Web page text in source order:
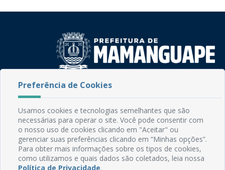
Rua do Imperador, 78, Centro
CEP: 58.280-000 - Mamanguape/PB
Fone: (83) 3292-2246
Email: comunicacao@mamanguape.pb.gov.br
Expediente: Segunda à Sexta, das 08h às 13h
Mapa do Site
Perguntas frequentes
Preferência de Cookies
Usamos cookies e tecnologias semelhantes que são
necessárias para operar o site. Você pode consentir com
o nosso uso de cookies clicando em "Aceitar" ou
gerenciar suas preferências clicando em “Minhas opções”.
Para obter mais informações sobre os tipos de cookies,
como utilizamos e quais dados são coletados, leia nossa
Política de Privacidade.